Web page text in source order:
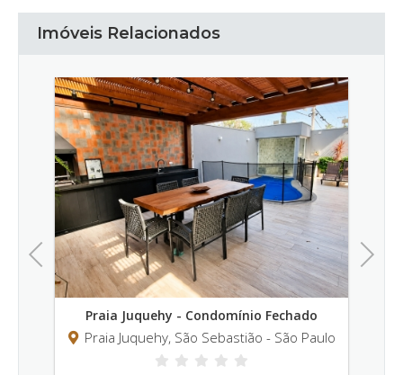
Imóveis Relacionados
Previous
- Condomínio Fechado
São Sebastião - São Paulo
Praia Maresias -
Praia Maresias, São
Next